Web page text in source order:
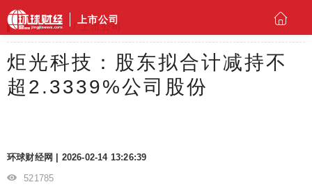
上市公司
环球财经 上市公司
炬光科技：股东拟合计减持不
超2.3339%公司股份
环球财经网 | 2026-02-14 13:26:39
521785